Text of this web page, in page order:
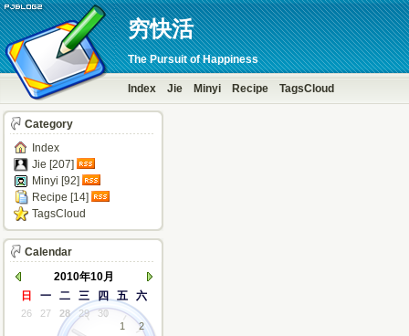
穷快活
The Pursuit of Happiness
Index Jie Minyi Recipe TagsCloud
Category
Index
Jie [207]
Minyi [92]
Recipe [14]
TagsCloud
Calendar
2010年10月
日
一 二 三 四 五 六
26 27 28 29
30
1
2